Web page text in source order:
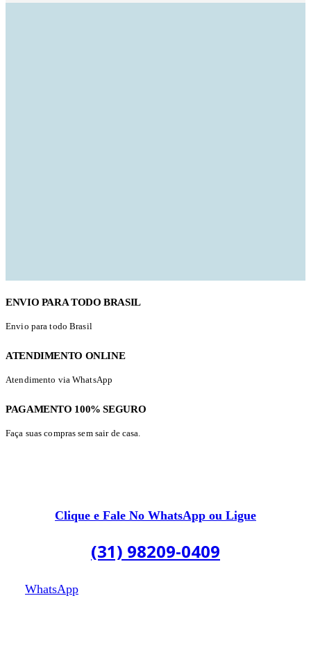
ENVIO PARA TODO BRASIL
Envio para todo Brasil
ATENDIMENTO ONLINE
Atendimento via WhatsApp
PAGAMENTO 100% SEGURO
Faça suas compras sem sair de casa.
Clique e Fale No WhatsApp ou Ligue
(31) 98209-0409
WhatsApp